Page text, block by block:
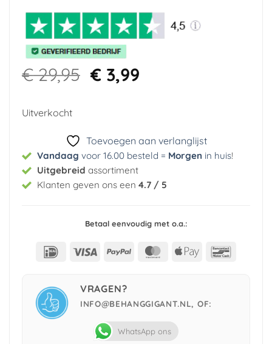
€29,95 Oorspronkelijke
prijs
€3,99Huidige
Uitverkocht
Toevoegen aan verlanglijst
Vandaag voor 16.00 besteld = Morgen in huis!
Uitgebreid assortiment
Klanten geven ons een 4.7 / 5
Betaal eenvoudig met o.a.:
IDeal Visa PayPal MasterCard
Apple
VRAGEN?
INFO@BEHANGGIGANT.NL, OF:
WhatsApp ons